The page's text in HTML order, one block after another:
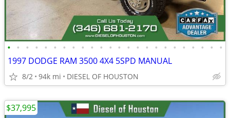
• • • • • • • • • • • • • • • • • • • • • • • •
1997 DODGE RAM 3500 4X4 5SPD MANUAL
8/2 94k mi DIESEL OF HOUSTON
$37,995